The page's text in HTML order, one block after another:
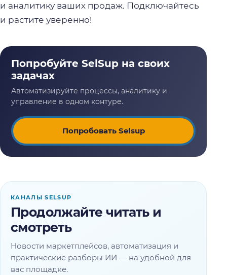
и аналитику ваших продаж. Подключайтесь
и растите уверенно!
Попробовать Selsup
КАНАЛЫ SELSUP
Продолжайте читать и
смотреть
Новости маркетплейсов, автоматизация и
практические разборы ИИ — на удобной для
вас площадке.